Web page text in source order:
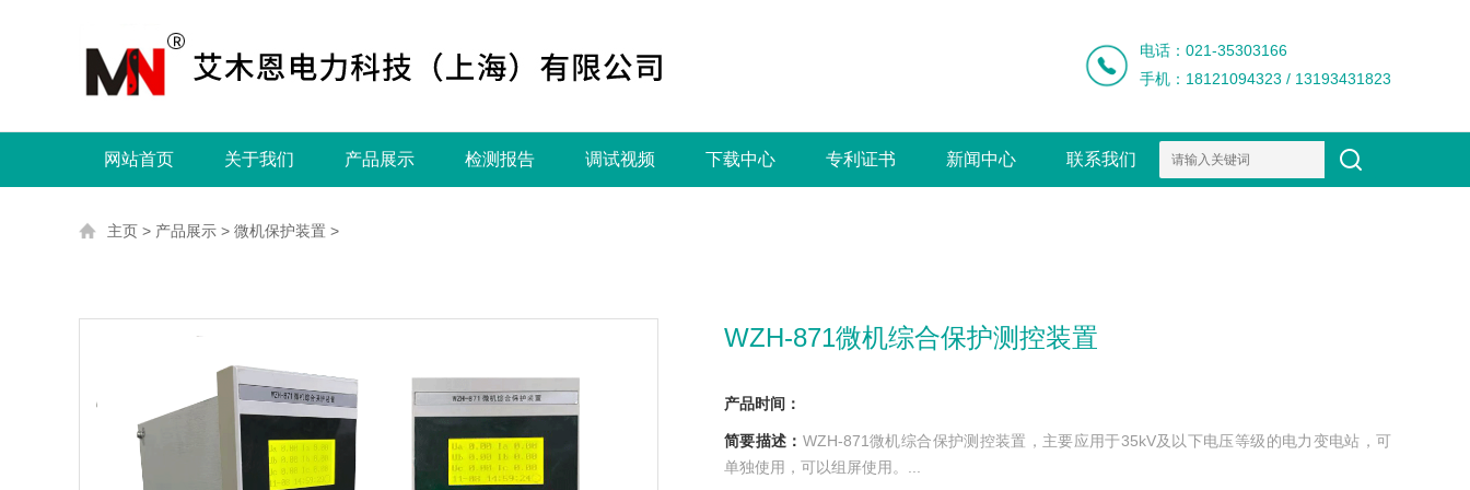
电话：021-35303166
手机：18121094323 / 13193431823
网站首页 关于我们 产品展示 检测报告 调试视频 下载中心 专利证书 新闻中心 联系我们
主页 > 产品展示 > 微机保护装置 >
WZH-871微机综合保护测控装置
产品时间：
简要描述： WZH-871微机综合保护测控装置，主要应用于35kV及以下电压等级的电力变电站，可
单独使用，可以组屏使用。...